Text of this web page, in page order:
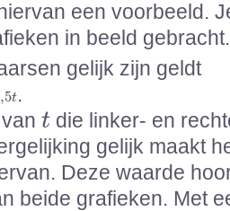
een voorbeeld.
in beeld gebracht.
gelijk zijn geldt
t.
t
t die linker- en
gelijk maakt
Deze waarde
beide grafieken. Met